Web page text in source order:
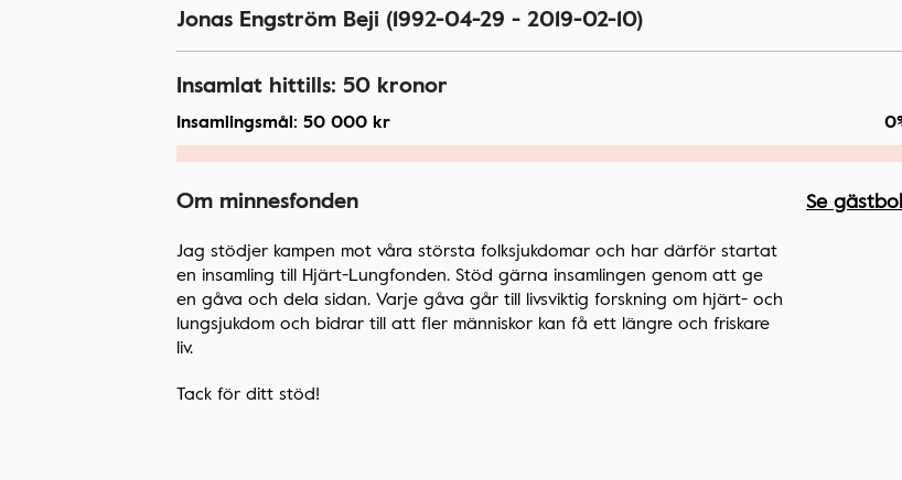
Jonas Engström Beji (1992-04-29 - 2019-02-10)
Insamlat hittills: 50 kronor
Insamlingsmål: 50 000 kr
Om minnesfonden Se
Jag stödjer kampen mot våra största folksjukdomar och har därför startat
en insamling till Hjärt-Lungfonden. Stöd gärna insamlingen genom att ge
en gåva och dela sidan. Varje gåva går till livsviktig forskning om hjärt- och
lungsjukdom och bidrar till att fler människor kan få ett längre och friskare
liv.
Tack för ditt stöd!